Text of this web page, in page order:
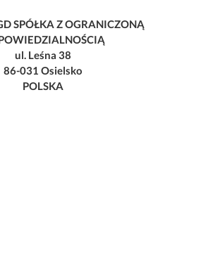
SPÓŁKA Z OGRANICZONĄ
ul. Leśna 38
86-031 Osielsko
POLSKA